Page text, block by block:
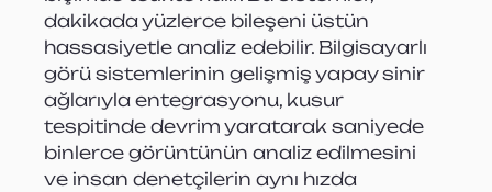
dakikada yüzlerce bileşeni üstün
hassasiyetle analiz edebilir. Bilgisayarlı
görü sistemlerinin gelişmiş yapay sinir
ağlarıyla entegrasyonu, kusur
tespitinde devrim yaratarak saniyede
binlerce görüntünün analiz edilmesini
ve insan denetçilerin aynı hızda